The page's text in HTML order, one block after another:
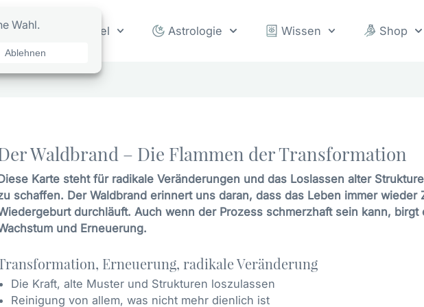
Orakel Astrologie Wissen Shop
Waldbrand – Die Flammen der Transformation
Karte steht für radikale Veränderungen und das Loslassen alter
schaffen. Der Waldbrand erinnert uns daran, dass das Leben immer wieder
durchläuft. Auch wenn der Prozess schmerzhaft sein kann,
und Erneuerung.
Erneuerung, radikale Veränderung
Die Kraft, alte Muster und Strukturen loszulassen
Reinigung von allem, was nicht mehr dienlich ist